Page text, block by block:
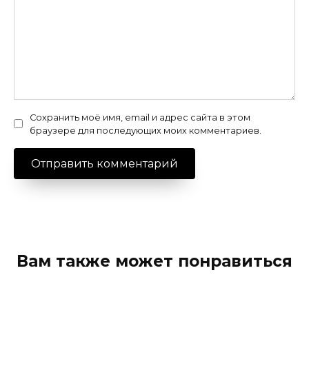
Сохранить моё имя, email и адрес сайта в этом
браузере для последующих моих комментариев.
Вам также может понравиться